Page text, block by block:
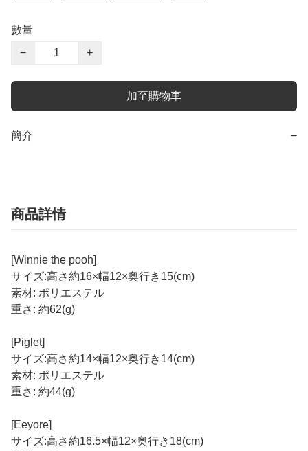
數量
−
+
加至購物車
簡介 −
商品詳情
[Winnie the pooh]
サイズ:高さ約16×幅12×奥行き15(cm)
素材: ポリエステル
重さ: 約62(g)
[Piglet]
サイズ:高さ約14×幅12×奥行き14(cm)
素材: ポリエステル
重さ: 約44(g)
[Eeyore]
サイズ:高さ約16.5×幅12×奥行き18(cm)